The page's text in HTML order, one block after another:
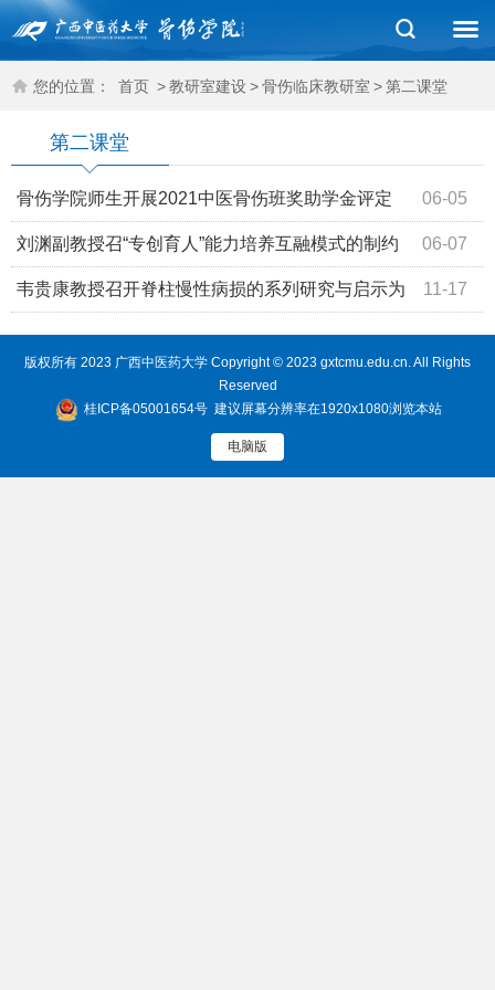
您的位置： 首页 >教研室建设 >骨伤临床教研室 >第二课堂
第二课堂
06-05
骨伤学院师生开展2021中医骨伤班奖助学金评定
06-07
刘渊副教授召“专创育人”能力培养互融模式的制约
因素及动力因素研究启示为主题的讲座 11-17
韦贵康教授召开脊柱慢性病损的系列研究与启示为
主题的讲座
版权所有 2023 广西中医药大学 Copyright © 2023 gxtcmu.edu.cn. All Rights
Reserved
桂ICP备05001654号 建议屏幕分辨率在1920x1080浏览本站
电脑版